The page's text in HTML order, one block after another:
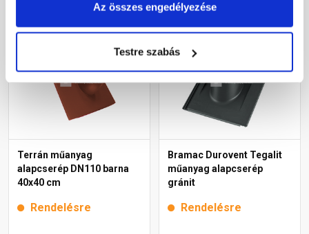
Az összes engedélyezése
Testre szabás
Terrán műanyag
alapcserép DN110 barna
40x40 cm
Rendelésre
Bramac Durovent Tegalit
műanyag alapcserép
gránit
Rendelésre